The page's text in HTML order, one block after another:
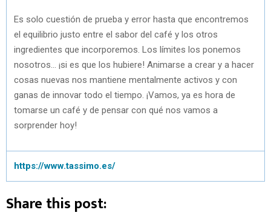
Es solo cuestión de prueba y error hasta que encontremos
el equilibrio justo entre el sabor del café y los otros
ingredientes que incorporemos. Los límites los ponemos
nosotros… ¡si es que los hubiere! Animarse a crear y a hacer
cosas nuevas nos mantiene mentalmente activos y con
ganas de innovar todo el tiempo. ¡Vamos, ya es hora de
tomarse un café y de pensar con qué nos vamos a
sorprender hoy!
https://www.tassimo.es/
Share this post: